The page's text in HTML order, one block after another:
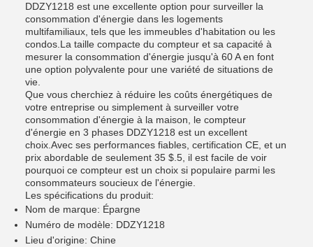
DDZY1218 est une excellente option pour surveiller la
consommation d'énergie dans les logements
multifamiliaux, tels que les immeubles d'habitation ou les
condos.La taille compacte du compteur et sa capacité à
mesurer la consommation d'énergie jusqu'à 60 A en font
une option polyvalente pour une variété de situations de
vie.
Que vous cherchiez à réduire les coûts énergétiques de
votre entreprise ou simplement à surveiller votre
consommation d'énergie à la maison, le compteur
d'énergie en 3 phases DDZY1218 est un excellent
choix.Avec ses performances fiables, certification CE, et un
prix abordable de seulement 35 $.5, il est facile de voir
pourquoi ce compteur est un choix si populaire parmi les
consommateurs soucieux de l'énergie.
Les spécifications du produit:
Nom de marque: Épargne
Numéro de modèle: DDZY1218
Lieu d'origine: Chine